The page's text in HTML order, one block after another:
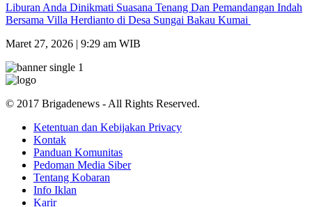
Liburan Anda Dinikmati Suasana Tenang Dan Pemandangan Indah
Bersama Villa Herdianto di Desa Sungai Bakau Kumai
Maret 27, 2026 | 9:29 am WIB
© 2017 Brigadenews - All Rights Reserved.
Ketentuan dan Kebijakan Privacy
Kontak
Panduan Komunitas
Pedoman Media Siber
Tentang Kobaran
Info Iklan
Karir